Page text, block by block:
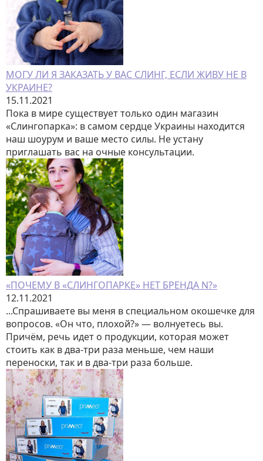
МОГУ ЛИ Я ЗАКАЗАТЬ У ВАС СЛИНГ, ЕСЛИ ЖИВУ НЕ В
УКРАИНЕ?
15.11.2021
Пока в мире существует только один магазин
«Слингопарка»: в самом сердце Украины находится
наш шоурум и ваше место силы. Не устану
приглашать вас на очные консультации.
«ПОЧЕМУ В «СЛИНГОПАРКЕ» НЕТ БРЕНДА N?»
12.11.2021
...Спрашиваете вы меня в специальном окошечке для
вопросов. «Он что, плохой?» — волнуетесь вы.
Причём, речь идет о продукции, которая может
стоить как в два-три раза меньше, чем наши
переноски, так и в два-три раза больше.